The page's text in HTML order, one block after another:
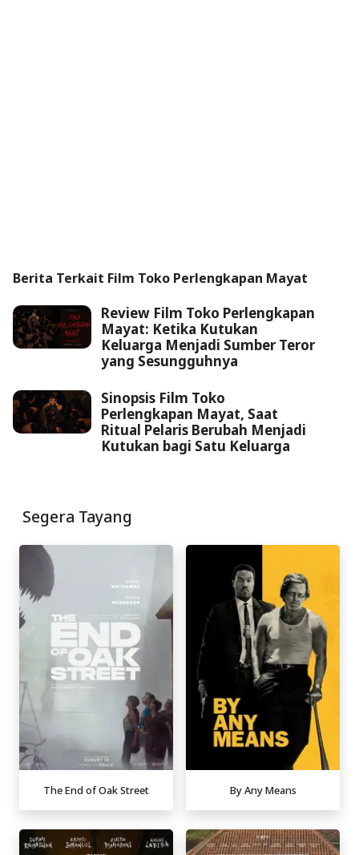
Berita Terkait Film Toko Perlengkapan Mayat
Review Film Toko Perlengkapan
Mayat: Ketika Kutukan
Keluarga Menjadi Sumber Teror
yang Sesungguhnya
Sinopsis Film Toko
Perlengkapan Mayat, Saat
Ritual Pelaris Berubah Menjadi
Kutukan bagi Satu Keluarga
Segera Tayang
The End of Oak Street By Any Means